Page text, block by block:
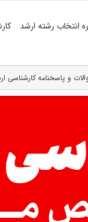
انتخاب رشته ارشد
و پاسخنامه کارشناسی